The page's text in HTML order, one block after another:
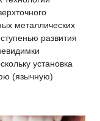
металлических
развития
установка
(язычную)